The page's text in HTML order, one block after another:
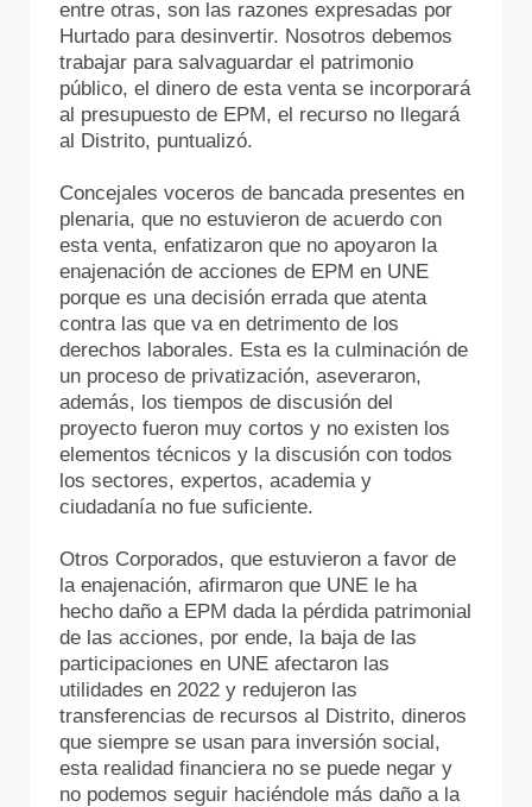
entre otras, son las razones expresadas por
Hurtado para desinvertir. Nosotros debemos
trabajar para salvaguardar el patrimonio
público, el dinero de esta venta se incorporará
al presupuesto de EPM, el recurso no llegará
al Distrito, puntualizó.
Concejales voceros de bancada presentes en
plenaria, que no estuvieron de acuerdo con
esta venta, enfatizaron que no apoyaron la
enajenación de acciones de EPM en UNE
porque es una decisión errada que atenta
contra las que va en detrimento de los
derechos laborales. Esta es la culminación de
un proceso de privatización, aseveraron,
además, los tiempos de discusión del
proyecto fueron muy cortos y no existen los
elementos técnicos y la discusión con todos
los sectores, expertos, academia y
ciudadanía no fue suficiente.
Otros Corporados, que estuvieron a favor de
la enajenación, afirmaron que UNE le ha
hecho daño a EPM dada la pérdida patrimonial
de las acciones, por ende, la baja de las
participaciones en UNE afectaron las
utilidades en 2022 y redujeron las
transferencias de recursos al Distrito, dineros
que siempre se usan para inversión social,
esta realidad financiera no se puede negar y
no podemos seguir haciéndole más daño a la